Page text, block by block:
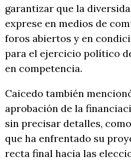
garantizar que la
exprese en medios de
foros abiertos y en
para el ejercicio político
en competencia.
Caicedo también
aprobación de la
sin precisar detalles,
que ha enfrentado su
recta final hacia las